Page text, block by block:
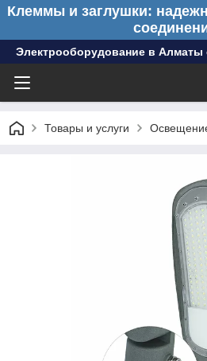
Клеммы и заглушки:
Электрооборудование в Алматы
Товары и услуги